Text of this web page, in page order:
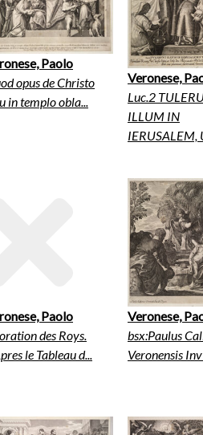
Paolo
opus de Christo
in templo obla...
Veronese,
Luc.2
ILLUM IN
IERUSALEM,
Paolo
des Roys.
le Tableau d...
Veronese,
bsx:Paulus
Veronensis